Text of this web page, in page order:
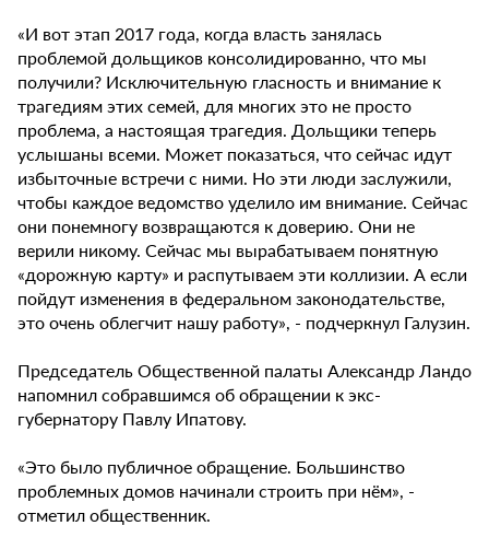
«И вот этап 2017 года, когда власть занялась
проблемой дольщиков консолидированно, что мы
получили? Исключительную гласность и внимание к
трагедиям этих семей, для многих это не просто
проблема, а настоящая трагедия. Дольщики теперь
услышаны всеми. Может показаться, что сейчас идут
избыточные встречи с ними. Но эти люди заслужили,
чтобы каждое ведомство уделило им внимание. Сейчас
они понемногу возвращаются к доверию. Они не
верили никому. Сейчас мы вырабатываем понятную
«дорожную карту» и распутываем эти коллизии. А если
пойдут изменения в федеральном законодательстве,
это очень облегчит нашу работу», - подчеркнул Галузин.
Председатель Общественной палаты Александр Ландо
напомнил собравшимся об обращении к экс-
губернатору Павлу Ипатову.
«Это было публичное обращение. Большинство
проблемных домов начинали строить при нём», -
отметил общественник.